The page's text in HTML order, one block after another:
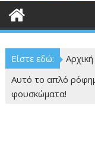
Είστε εδώ: Αρχική
Αυτό το απλό
φουσκώματα!